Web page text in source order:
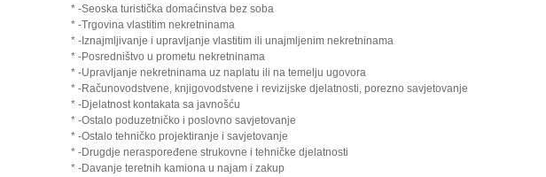
* -Seoska turistička domaćinstva bez soba
* -Trgovina vlastitim nekretninama
* -Iznajmljivanje i upravljanje vlastitim ili unajmljenim nekretninama
* -Posredništvo u prometu nekretninama
* -Upravljanje nekretninama uz naplatu ili na temelju ugovora
* -Računovodstvene, knjigovodstvene i revizijske djelatnosti, porezno savjetovanje
* -Djelatnost kontakata sa javnošću
* -Ostalo poduzetničko i poslovno savjetovanje
* -Ostalo tehničko projektiranje i savjetovanje
* -Drugdje neraspoređene strukovne i tehničke djelatnosti
* -Davanje teretnih kamiona u najam i zakup